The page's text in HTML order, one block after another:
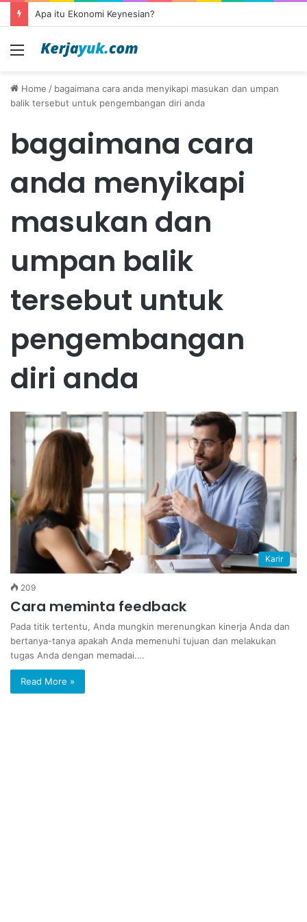
Apa itu Ekonomi Keynesian?
Menu
Home / bagaimana cara anda menyikapi masukan dan umpan
balik tersebut untuk pengembangan diri anda
bagaimana cara
anda menyikapi
masukan dan
umpan balik
tersebut untuk
pengembangan
diri anda
Karir
209
Cara meminta feedback
Pada titik tertentu, Anda mungkin merenungkan kinerja Anda dan
bertanya-tanya apakah Anda memenuhi tujuan dan melakukan
tugas Anda dengan memadai.…
Read More »